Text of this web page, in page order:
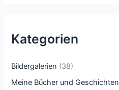
Kategorien
Bildergalerien (38)
Meine Bücher und Geschichten